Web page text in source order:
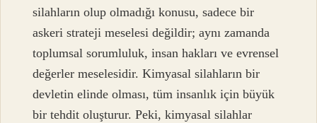
silahların olup olmadığı konusu, sadece bir
askeri strateji meselesi değildir; aynı zamanda
toplumsal sorumluluk, insan hakları ve evrensel
değerler meselesidir. Kimyasal silahların bir
devletin elinde olması, tüm insanlık için büyük
bir tehdit oluşturur. Peki, kimyasal silahlar